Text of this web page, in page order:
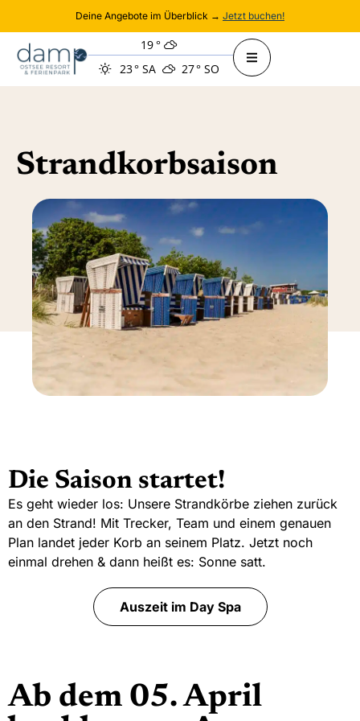
Deine Angebote im Überblick → Jetzt buchen!
19°
23° SA 27° SO
Strandkorbsaison
Die Saison startet!
Es geht wieder los: Unsere Strandkörbe ziehen zurück
an den Strand! Mit Trecker, Team und einem genauen
Plan landet jeder Korb an seinem Platz. Jetzt noch
einmal drehen & dann heißt es: Sonne satt.
Auszeit im Day Spa
Ab dem 05. April